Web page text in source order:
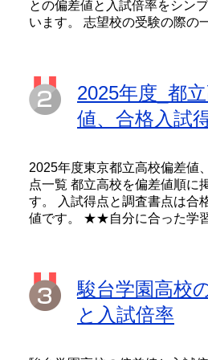
との偏差値と入試倍率をシン
います。 志望校の受験の際の
2025年度_都
値、合格入試
2025年度東京都立高校偏差値
点一覧 都立高校を偏差値順に
す。 入試得点と調査書点は合
値です。 ★★自分に合った学
駿台学園高校
と入試倍率